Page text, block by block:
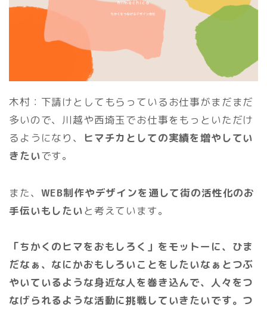
木村：下請けとしてもらっているお仕事がまだまだ
多いので、川越や西埼玉でお仕事をもっといただけ
るようになり、 ヒマチカとしての実績を増やしてい
きたいです。
また、 WEB制作やデザインを通して街の活性化のお
手伝いもしたいと考えています。
「ちかくのヒマをおもしろく」をモットーに、ひま
だなぁ、なにかおもしろいことをしたいなぁとつぶ
やいているような身近な人を巻き込んで、人々をつ
なげられるような活動に挑戦していきたいです。つ